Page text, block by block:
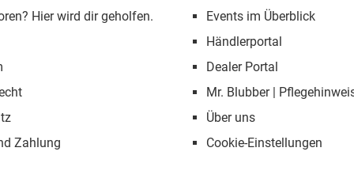
Hier wird dir geholfen.
Zahlung
Events im Überblick
Händlerportal
Dealer Portal
Mr. Blubber |
Über uns
Cookie-Einstellungen